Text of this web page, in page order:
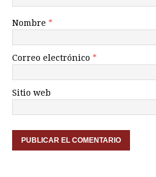
Nombre *
Correo electrónico *
Sitio web